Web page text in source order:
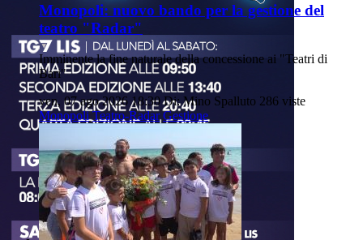
Monopoli: nuovo bando per la gestione del
teatro "Radar"
Imminente la fine naturale della concessione ai "Teatri di
Bari"
ven, 07 ago 2026 18:30 Di: Mino Spalluto 286 viste
Monopoli Teatro-Radar Gestione